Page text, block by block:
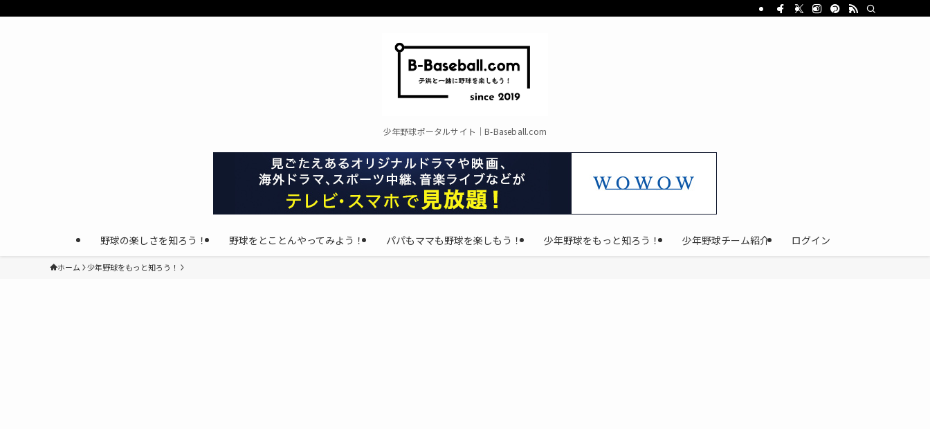
少年野球ポータルサイト｜B-Baseball.com
野球の楽しさを知ろう！ 野球をとことんやってみよう！ パパもママも野球を楽しもう！ 少年野球をもっと知ろう！ 少年野球チーム紹介 ログイン
ホーム 少年野球をもっと知ろう！